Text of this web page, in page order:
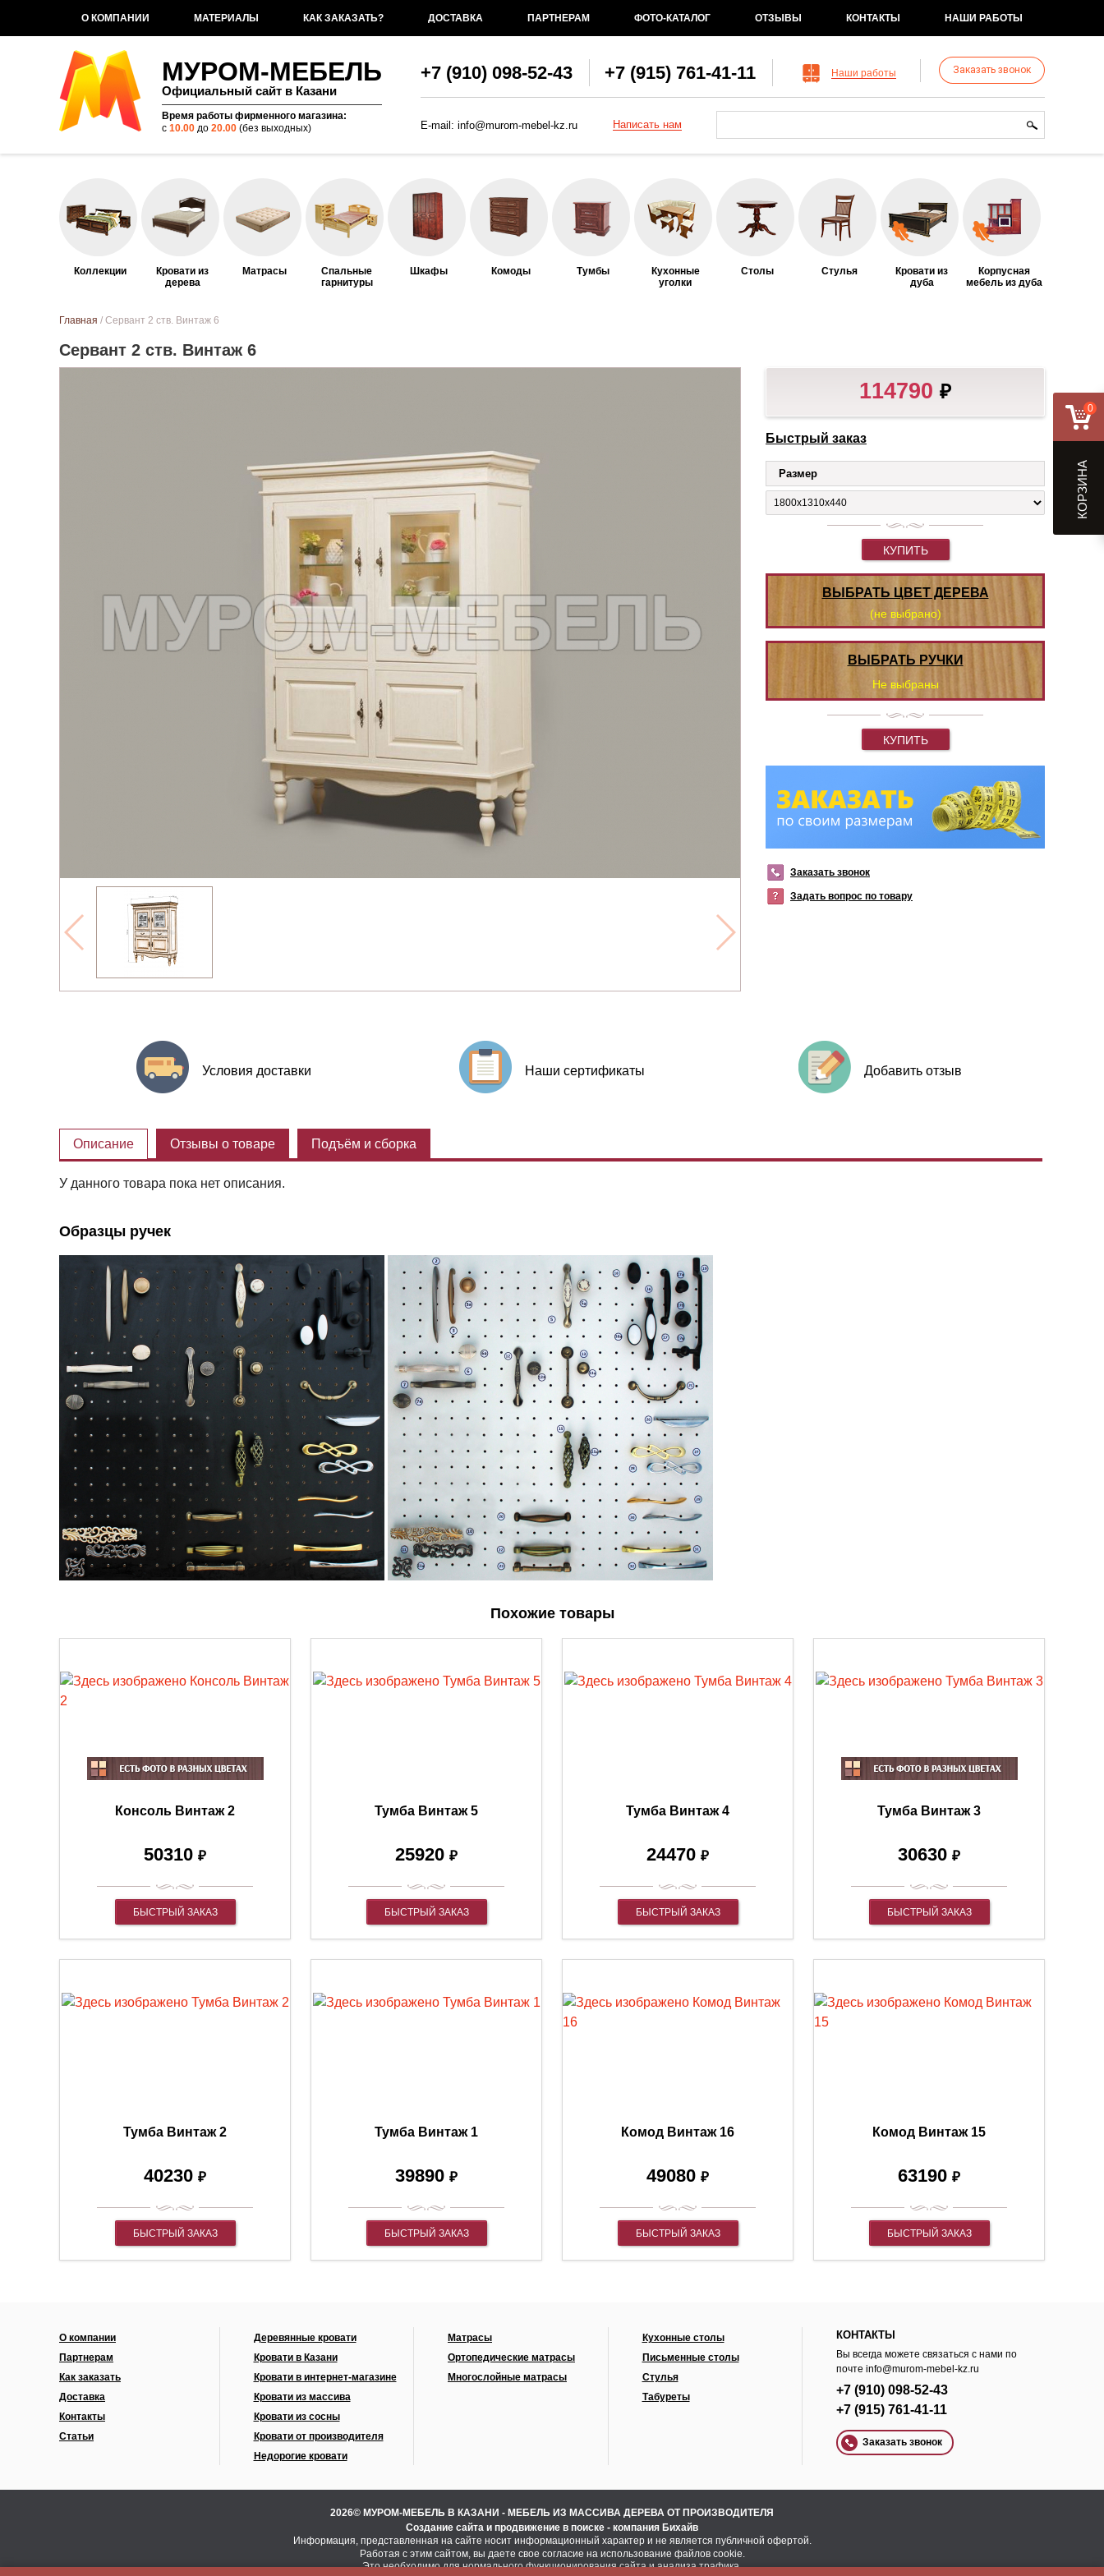
О КОМПАНИИ МАТЕРИАЛЫ КАК ЗАКАЗАТЬ? ДОСТАВКА ПАРТНЕРАМ ФОТО-КАТАЛОГ ОТЗЫВЫ КОНТАКТЫ НАШИ РАБОТЫ
МУРОМ-МЕБЕЛЬ
Официальный сайт в Казани
Время работы фирменного магазина:
с 10.00 до 20.00 (без выходных)
+7 (910) 098-52-43 +7 (915) 761-41-11 Наши работы Заказать звонок
E-mail: info@murom-mebel-kz.ru Написать нам
Коллекции
Кровати из
дерева
Матрасы
Спальные
гарнитуры
Шкафы Комоды Тумбы
Кухонные
уголки
Столы Стулья
Кровати из
дуба
Корпусная
мебель из дуба
Вы здесь
Главная / Сервант 2 ств. Винтаж 6
Сервант 2 ств. Винтаж 6
114790 ₽
Быстрый заказ
Размер
КУПИТЬ
ВЫБРАТЬ ЦВЕТ ДЕРЕВА
(не выбрано)
ВЫБРАТЬ РУЧКИ
Не выбраны
КУПИТЬ
Заказать звонок
Задать вопрос по товару
Условия доставки Наши сертификаты Добавить отзыв
Описание Отзывы о товаре Подъём и сборка
У данного товара пока нет описания.
Образцы ручек
Похожие товары
Консоль Винтаж 2
50310 ₽
БЫСТРЫЙ ЗАКАЗ
Тумба Винтаж 5
25920 ₽
БЫСТРЫЙ ЗАКАЗ
Тумба Винтаж 4
24470 ₽
БЫСТРЫЙ ЗАКАЗ
Тумба Винтаж 3
30630 ₽
БЫСТРЫЙ ЗАКАЗ
Тумба Винтаж 2
40230 ₽
БЫСТРЫЙ ЗАКАЗ
Тумба Винтаж 1
39890 ₽
БЫСТРЫЙ ЗАКАЗ
Комод Винтаж 16
49080 ₽
БЫСТРЫЙ ЗАКАЗ
Комод Винтаж 15
63190 ₽
БЫСТРЫЙ ЗАКАЗ
О компании
Партнерам
Как заказать
Доставка
Контакты
Статьи
Деревянные кровати
Кровати в Казани
Кровати в интернет-магазине
Кровати из массива
Кровати из сосны
Кровати от производителя
Недорогие кровати
Матрасы
Ортопедические матрасы
Многослойные матрасы
Кухонные столы
Письменные столы
Стулья
Табуреты
КОНТАКТЫ
Вы всегда можете связаться с нами по
почте info@murom-mebel-kz.ru
+7 (910) 098-52-43
+7 (915) 761-41-11
Заказать звонок
2026© МУРОМ-МЕБЕЛЬ В КАЗАНИ - МЕБЕЛЬ ИЗ МАССИВА ДЕРЕВА ОТ ПРОИЗВОДИТЕЛЯ
Создание сайта и продвижение в поиске - компания Бихайв
Информация, представленная на сайте носит информационный характер и не является публичной офертой.
Работая с этим сайтом, вы даете свое согласие на использование файлов cookie.
Это необходимо для нормального функционирования сайта и анализа трафика.
0
КОРЗИНА